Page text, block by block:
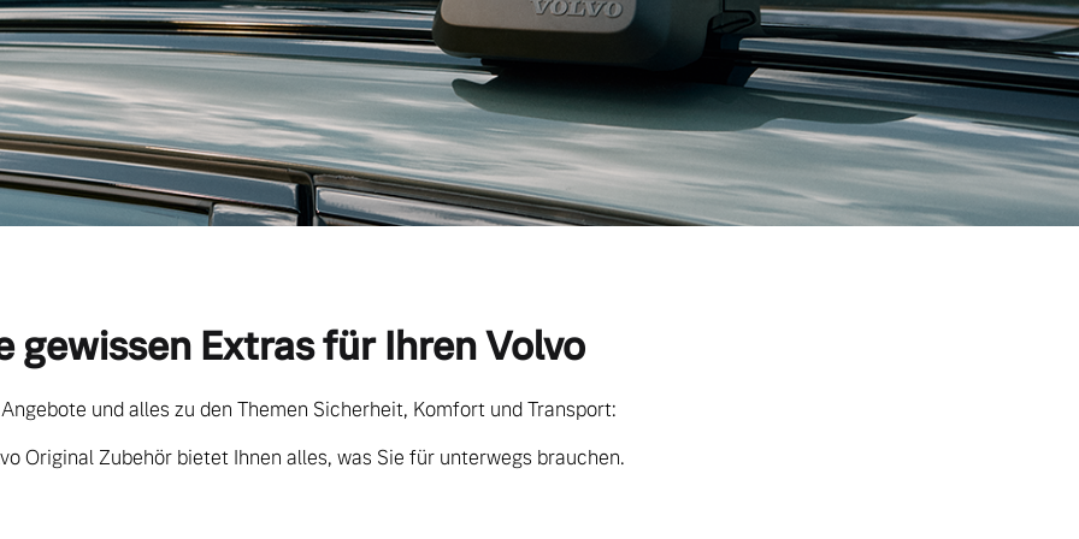
gewissen Extras für Ihren Volvo
und alles zu den Themen Sicherheit, Komfort und Transport:
Original Zubehör bietet Ihnen alles, was Sie für unterwegs brauchen.